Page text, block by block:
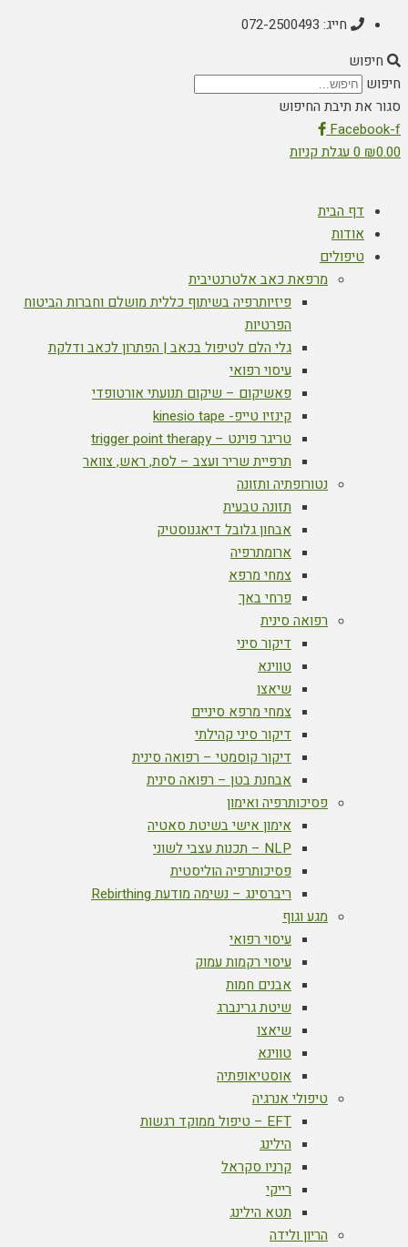
חייג: 072-2500493
חיפוש
חיפוש
סגור את תיבת החיפוש
Facebook-f
₪0.00
0 עגלת קניות
דף הבית
אודות
טיפולים
מרפאת כאב אלטרנטיבית
פיזיותרפיה בשיתוף כללית מושלם וחברות הביטוח
הפרטיות
גלי הלם לטיפול בכאב | הפתרון לכאב ודלקת
עיסוי רפואי
פאשיקום – שיקום תנועתי אורטופדי
קינזיו טייפ- kinesio tape
טריגר פוינט – trigger point therapy
תרפיית שריר ועצב – לסת, ראש, צוואר
נטורופתיה ותזונה
תזונה טבעית
אבחון גלובל דיאגנוסטיק
ארומתרפיה
צמחי מרפא
פרחי באך
רפואה סינית
דיקור סיני
טווינא
שיאצו
צמחי מרפא סיניים
דיקור סיני קהילתי
דיקור קוסמטי – רפואה סינית
אבחנת בטן – רפואה סינית
פסיכותרפיה ואימון
אימון אישי בשיטת סאטיה
NLP – תכנות עצבי לשוני
פסיכותרפיה הוליסטית
ריברסינג – נשימה מודעת Rebirthing
מגע וגוף
עיסוי רפואי
עיסוי רקמות עמוק
אבנים חמות
שיטת גרינברג
שיאצו
טווינא
אוסטיאופתיה
טיפולי אנרגיה
EFT – טיפול ממוקד רגשות
הילינג
קרניו סקראל
רייקי
תטא הילינג
הריון ולידה